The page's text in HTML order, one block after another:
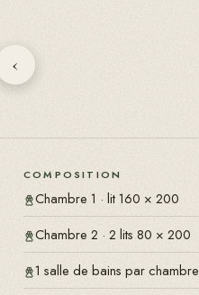
‹
COMPOSITION
Chambre 1 · lit 160 × 200
Chambre 2 · 2 lits 80 × 200
1 salle de bains par chambre